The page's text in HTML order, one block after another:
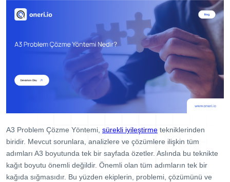
Dijital Denetim Yönetimi
Eğitim Yönetim Sistemi
Müşteri Talep Yönetimi
Danışmanlık
Webinar
E-Kitaplar
Başarı Hikayeleri
A3 Problem Çözme Yöntemi, sürekli iyileştirme tekniklerinden
biridir. Mevcut sorunlara, analizlere ve çözümlere ilişkin tüm
adımları A3 boyutunda tek bir sayfada özetler. Aslında bu teknikte
kağıt boyutu önemli değildir. Önemli olan tüm adımların tek bir
kağıda sığmasıdır. Bu yüzden ekiplerin, problemi, çözümünü ve